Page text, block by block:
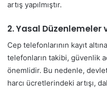
artış yapılmıştır.
2. Yasal Düzenlemeler
Cep telefonlarının kayıt
telefonların takibi, güvenlik
önemlidir. Bu nedenle,
harcı ücretlerindeki artışı,